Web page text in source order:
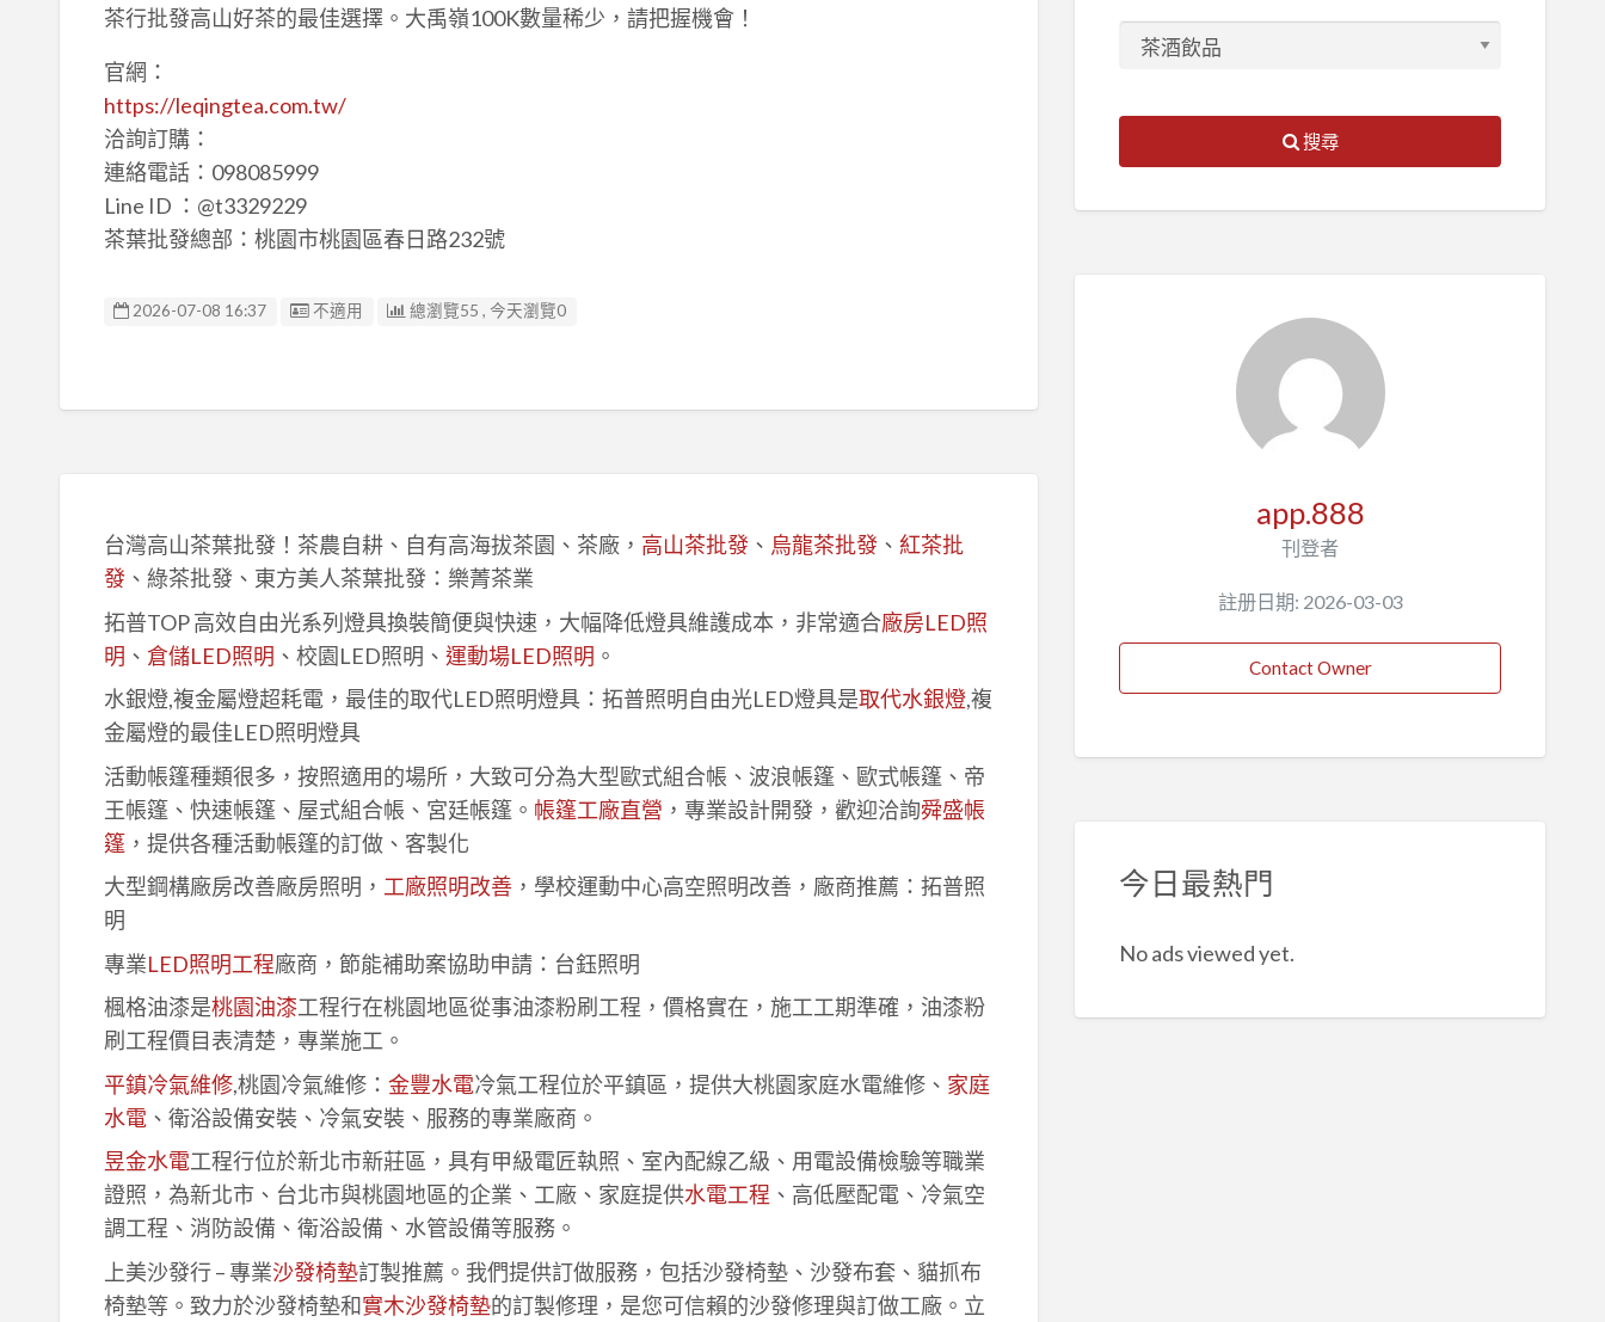
茶行批發高山好茶的最佳選擇。大禹嶺100K數量稀少，請把握機會！
官網：
https://leqingtea.com.tw/
洽詢訂購：
連絡電話：098085999
Line ID ：@t3329229
茶葉批發總部：桃園市桃園區春日路232號
2026-07-08 16:37 廣告编號
不適用 總瀏覽55 , 今天瀏覽0
台灣高山茶葉批發！茶農自耕、自有高海拔茶園、茶廠， 高山茶批發、 烏龍茶批發、 紅茶批
發、綠茶批發、東方美人茶葉批發：樂菁茶業
拓普TOP 高效自由光系列燈具換裝簡便與快速，大幅降低燈具維護成本，非常適合廠房LED照
明 、 倉儲LED照明 、校園LED照明、 運動場LED照明 。
水銀燈,複金屬燈超耗電，最佳的取代LED照明燈具：拓普照明自由光LED燈具是取代水銀燈,複
金屬燈的最佳LED照明燈具
活動帳篷種類很多，按照適用的場所，大致可分為大型歐式組合帳、波浪帳篷、歐式帳篷、帝
王帳篷、快速帳篷、屋式組合帳、宮廷帳篷。 帳篷工廠直營 ，專業設計開發，歡迎洽詢舜盛帳
篷，提供各種活動帳篷的訂做、客製化
大型鋼構廠房改善廠房照明， 工廠照明改善，學校運動中心高空照明改善，廠商推薦：拓普照
明
專業LED照明工程廠商，節能補助案協助申請：台鈺照明
楓格油漆是桃園油漆工程行在桃園地區從事油漆粉刷工程，價格實在，施工工期準確，油漆粉
刷工程價目表清楚，專業施工。
平鎮冷氣維修,桃園冷氣維修： 金豐水電冷氣工程位於平鎮區，提供大桃園家庭水電維修、 家庭
水電、衛浴設備安裝、冷氣安裝、服務的專業廠商。
昱金水電工程行位於新北市新莊區，具有甲級電匠執照、室內配線乙級、用電設備檢驗等職業
證照，為新北市、台北市與桃園地區的企業、工廠、家庭提供水電工程 、高低壓配電、冷氣空
調工程、消防設備、衛浴設備、水管設備等服務。
上美沙發行 – 專業沙發椅墊訂製推薦。我們提供訂做服務，包括沙發椅墊、沙發布套、貓抓布
椅墊等。致力於沙發椅墊和實木沙發椅墊的訂製修理，是您可信賴的沙發修理與訂做工廠。立
搜尋
app.888
刊登者
註册日期: 2026-03-03
Contact Owner
今日最熱門
No ads viewed yet.